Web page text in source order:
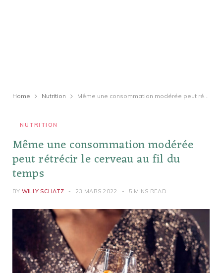
Home Nutrition Même une consommation modérée peut rétrécir le cerveau au fil du temps
NUTRITION
Même une consommation modérée
peut rétrécir le cerveau au fil du
temps
BY WILLY SCHATZ 23 MARS 2022 5 MINS READ